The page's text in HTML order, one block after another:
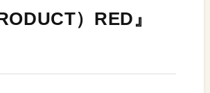
）RED』